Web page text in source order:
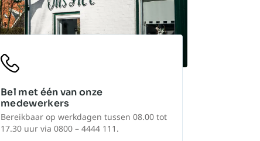
Bel met één van onze
medewerkers
Bereikbaar op werkdagen tussen 08.00 tot
17.30 uur via 0800 – 4444 111.